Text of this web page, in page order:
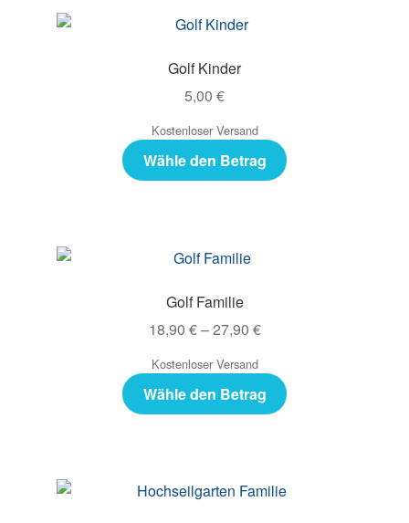
Golf Kinder
5,00 €
Kostenloser Versand
Wähle den Betrag
Golf Familie
18,90 €–27,90 €
Kostenloser Versand
Wähle den Betrag